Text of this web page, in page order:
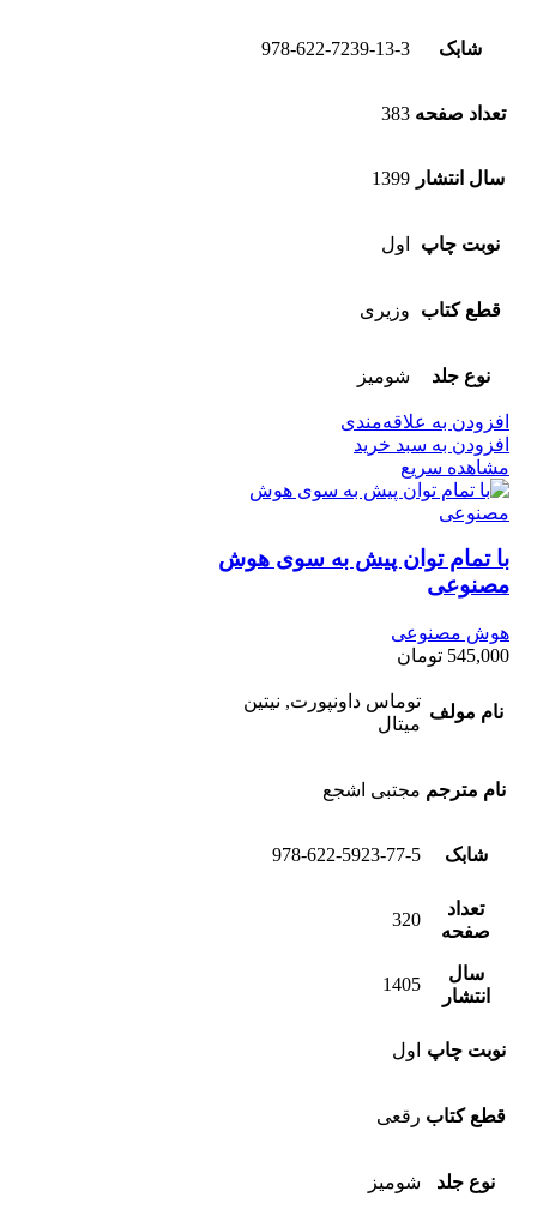
شابک 978-622-7239-13-3
تعداد صفحه 383
سال انتشار 1399
نوبت چاپ اول
قطع کتاب وزیری
نوع جلد شومیز
افزودن به علاقه‌مندی
افزودن به سبد خرید
مشاهده سریع
با تمام توان پیش به سوی هوش
مصنوعی
هوش مصنوعی
545,000 تومان
نام مولف
توماس داونپورت, نیتین
میتال
نام مترجم مجتبی اشجع
شابک 978-622-5923-77-5
تعداد
صفحه
320
سال
انتشار
1405
نوبت چاپ اول
قطع کتاب رقعی
نوع جلد شومیز